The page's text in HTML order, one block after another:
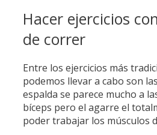
Hacer ejercicios
de correr
Entre los ejercicios más
podemos llevar a cabo son
espalda se parece mucho a
bíceps pero el agarre el
poder trabajar los músculos